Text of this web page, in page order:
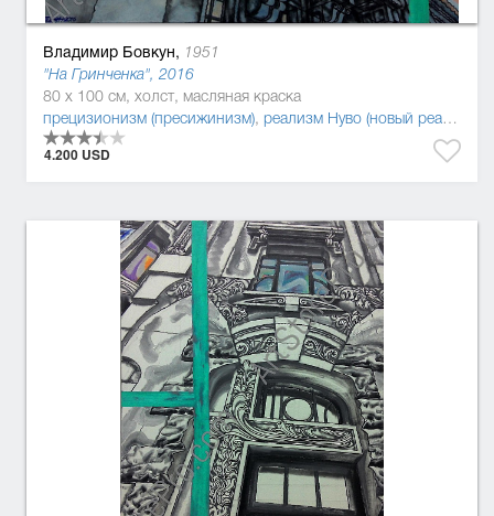
Владимир Бовкун, 1951
"На Гринченка", 2016
80 x 100 см, холст, масляная краска
прецизионизм (пресижинизм), реализм Нуво (новый реализм)
4.200 USD